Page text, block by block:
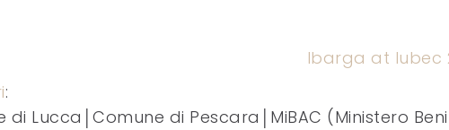
Ibarga at lubec
:
Lucca│Comune di Pescara│MiBAC (Ministero